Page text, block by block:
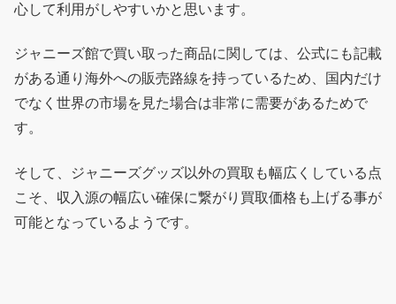
心して利用がしやすいかと思います。
ジャニーズ館で買い取った商品に関しては、公式にも記載
がある通り海外への販売路線を持っているため、国内だけ
でなく世界の市場を見た場合は非常に需要があるためで
す。
そして、ジャニーズグッズ以外の買取も幅広くしている点
こそ、収入源の幅広い確保に繋がり買取価格も上げる事が
可能となっているようです。